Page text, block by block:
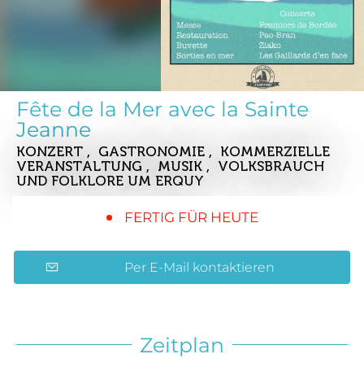
Fête de la Mer avec la Sainte
Jeanne
KONZERT , GASTRONOMIE , KOMMERZIELLE
VERANSTALTUNG , MUSIK , VOLKSBRAUCH
UND FOLKLORE UM ERQUY
FERTIG FÜR HEUTE
Per E-Mail kontaktieren
Zeitplan